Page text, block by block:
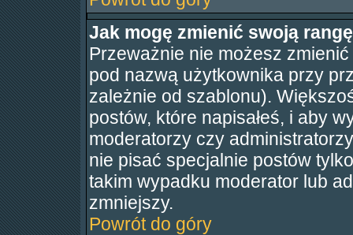
Jak mogę zmienić swoją
Przeważnie nie możesz
pod nazwą użytkownika przy
zależnie od szablonu).
postów, które napisałeś, i aby
moderatorzy czy
nie pisać specjalnie postów
takim wypadku moderator lub
zmniejszy.
Powrót do góry